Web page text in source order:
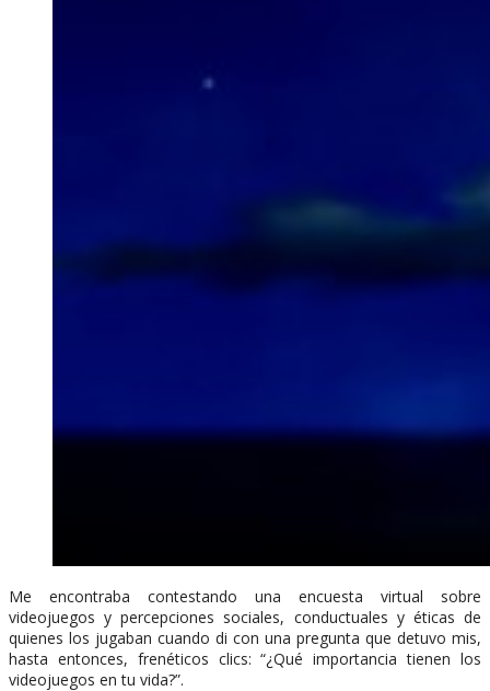
Me encontraba contestando una encuesta virtual sobre
videojuegos y percepciones sociales, conductuales y éticas de
quienes los jugaban cuando di con una pregunta que detuvo mis,
hasta entonces, frenéticos clics: “¿Qué importancia tienen los
videojuegos en tu vida?”.